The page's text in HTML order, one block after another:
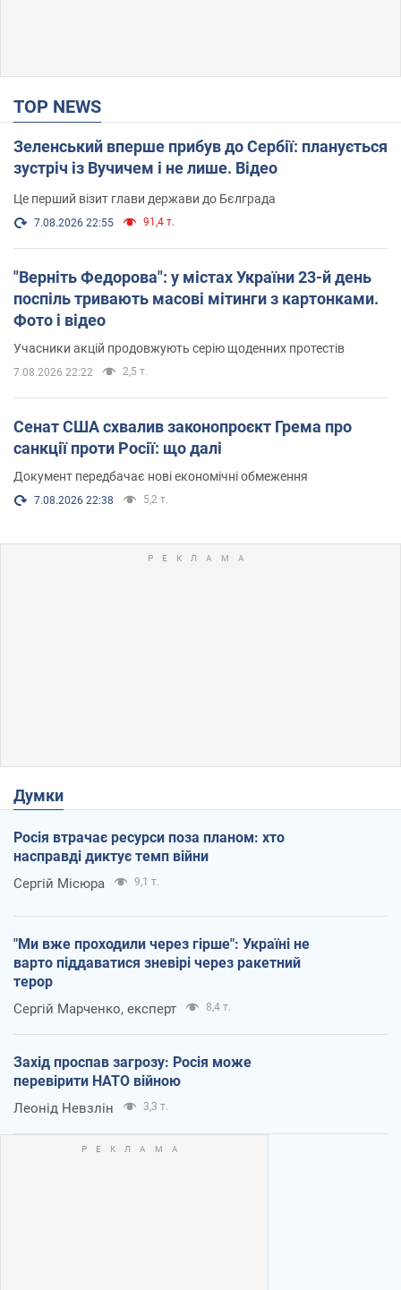
TOP NEWS
Зеленський вперше прибув до Сербії: планується
зустріч із Вучичем і не лише. Відео
Це перший візит глави держави до Бєлграда
7.08.2026 22:55 91,4 т.
"Верніть Федорова": у містах України 23-й день
поспіль тривають масові мітинги з картонками.
Фото і відео
Учасники акцій продовжують серію щоденних протестів
7.08.2026 22:22 2,5 т.
Сенат США схвалив законопроєкт Грема про
санкції проти Росії: що далі
Документ передбачає нові економічні обмеження
7.08.2026 22:38 5,2 т.
Думки
Росія втрачає ресурси поза планом: хто
насправді диктує темп війни
Сергій Місюра 9,1 т.
"Ми вже проходили через гірше": Україні не
варто піддаватися зневірі через ракетний
терор
Сергій Марченко, експерт 8,4 т.
Захід проспав загрозу: Росія може
перевірити НАТО війною
Леонід Невзлін 3,3 т.